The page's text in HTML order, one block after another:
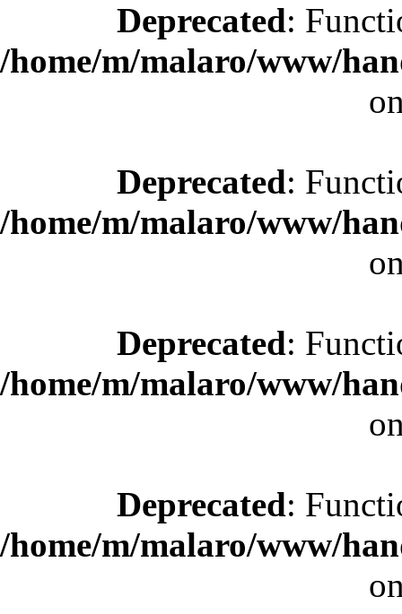
Deprecated:
/home/m/malaro/www/
Deprecated:
/home/m/malaro/www/
Deprecated:
/home/m/malaro/www/
Deprecated:
/home/m/malaro/www/